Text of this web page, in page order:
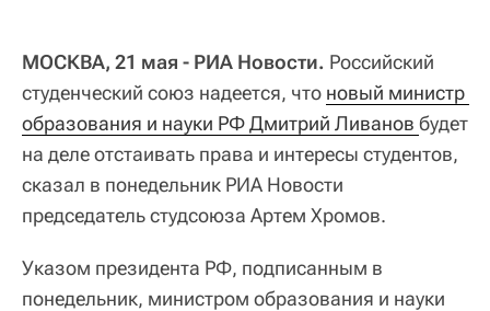
МОСКВА, 21 мая - РИА Новости. Российский
студенческий союз надеется, что новый министр
образования и науки РФ Дмитрий Ливанов будет
на деле отстаивать права и интересы студентов,
сказал в понедельник РИА Новости
председатель студсоюза Артем Хромов.
Указом президента РФ, подписанным в
понедельник, министром образования и науки